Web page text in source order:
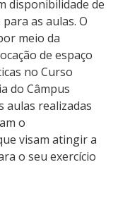
disponibilidade de
as aulas. O
meio da
de espaço
no Curso
do Câmpus
aulas realizadas
o
visam atingir a
o seu exercício